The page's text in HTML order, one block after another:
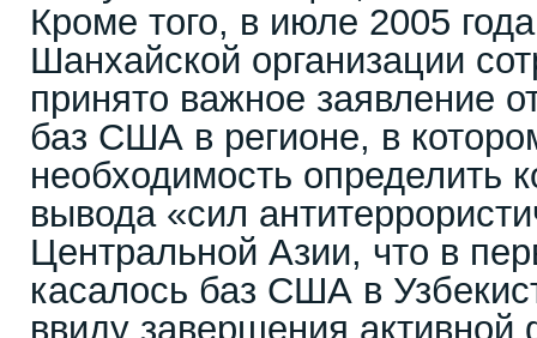
Кроме того, в июле 2005
Шанхайской организации
принято важное заявление
баз США в регионе, в
необходимость определить
вывода «сил
Центральной Азии, что в
касалось баз США в
ввиду завершения